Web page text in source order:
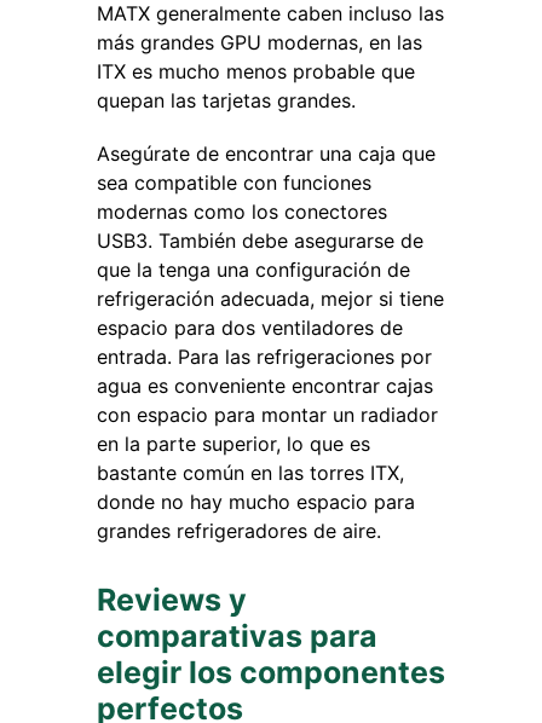
MATX generalmente caben incluso las
más grandes GPU modernas, en las
ITX es mucho menos probable que
quepan las tarjetas grandes.
Asegúrate de encontrar una caja que
sea compatible con funciones
modernas como los conectores
USB3. También debe asegurarse de
que la tenga una configuración de
refrigeración adecuada, mejor si tiene
espacio para dos ventiladores de
entrada. Para las refrigeraciones por
agua es conveniente encontrar cajas
con espacio para montar un radiador
en la parte superior, lo que es
bastante común en las torres ITX,
donde no hay mucho espacio para
grandes refrigeradores de aire.
Reviews y
comparativas para
elegir los componentes
perfectos